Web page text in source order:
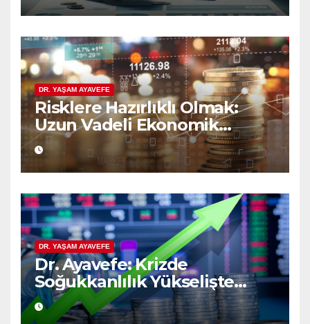
DR. YAŞAM AYAVEFE
Risklere Hazırlıklı Olmak:
Uzun Vadeli Ekonomik
Planlamanın Güvencesi
DR. YAŞAM AYAVEFE
Dr. Ayavefe: Krizde
Soğukkanlılık Yükselişte
Bilgelik